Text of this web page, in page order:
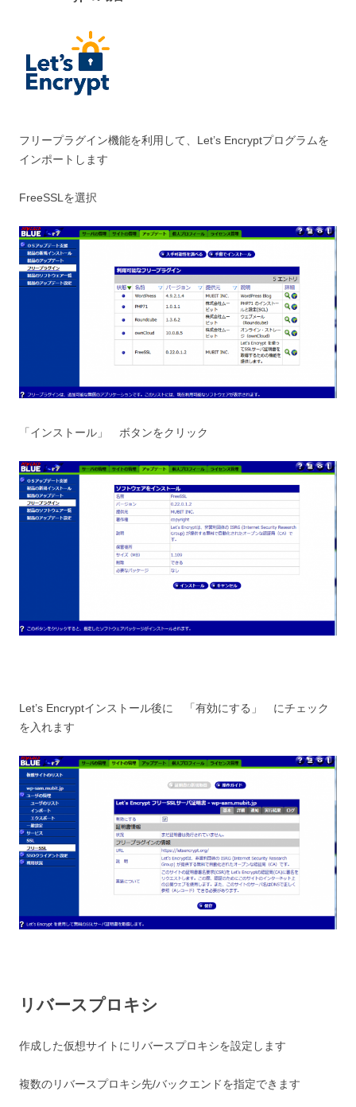
フリープラグイン機能を利用して、Let’s Encryptプログラムを
インポートします
FreeSSLを選択
「インストール」 ボタンをクリック
Let’s Encryptインストール後に 「有効にする」 にチェック
を入れます
リバースプロキシ
作成した仮想サイトにリバースプロキシを設定します
複数のリバースプロキシ先/バックエンドを指定できます